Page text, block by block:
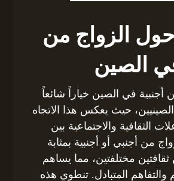
الزواج من
في الصين
أجنبية في الصين خياراً شائعاً
حيث يعكس هذا الاتجاه
الثقافية والاجتماعية بين
من أجنبي أو أجنبية بمثابة
مختلفتين، مما يساهم
والتفاهم المتبادل. تنطوي هذه